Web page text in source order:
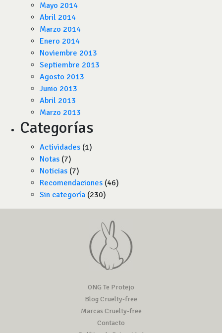
Mayo 2014
Abril 2014
Marzo 2014
Enero 2014
Noviembre 2013
Septiembre 2013
Agosto 2013
Junio 2013
Abril 2013
Marzo 2013
Categorías
Actividades (1)
Notas (7)
Noticias (7)
Recomendaciones (46)
Sin categoría (230)
ONG Te Protejo
Blog Cruelty-free
Marcas Cruelty-free
Contacto